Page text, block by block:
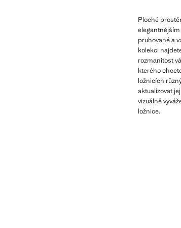
Ploché
elegantnějším
pruhované a
kolekci
rozmanitost
kterého
ložnicích
aktualizovat
vizuálně
ložnice.